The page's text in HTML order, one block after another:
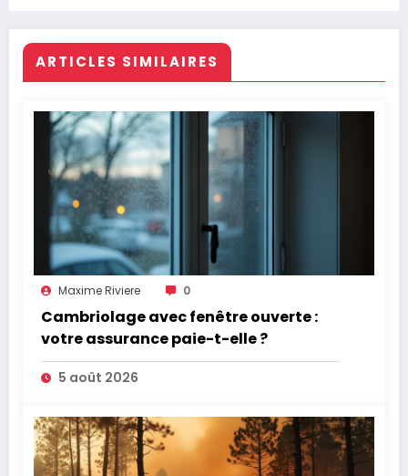
ARTICLES SIMILAIRES
Maxime Riviere 0
Cambriolage avec fenêtre ouverte :
votre assurance paie-t-elle ?
5 août 2026